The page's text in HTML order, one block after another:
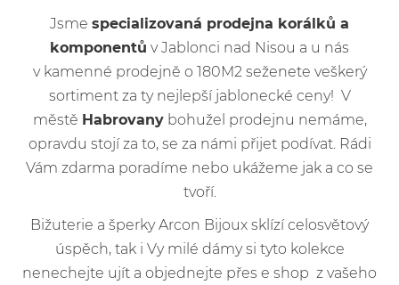
Jsme specializovaná prodejna korálků a
komponentů v Jablonci nad Nisou a u nás
v kamenné prodejně o 180M2 seženete veškerý
sortiment za ty nejlepší jablonecké ceny! V
městě Habrovanybohužel prodejnu nemáme,
opravdu stojí za to, se za námi přijet podívat. Rádi
Vám zdarma poradíme nebo ukážeme jak a co se
tvoří.
Bižuterie a šperky Arcon Bijoux sklízí celosvětový
úspěch, tak i Vy milé dámy si tyto kolekce
nenechejte ujít a objednejte přes e shop z vašeho